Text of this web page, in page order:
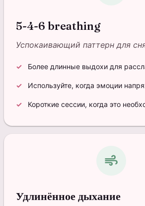
5-4-6 breathing
Успокаивающий паттерн для
Более длинные выдохи для
Используйте, когда эмоции
Короткие сессии, когда это
air
Удлинённое дыхание